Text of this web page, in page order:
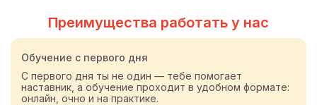
Преимущества работать у нас
Обучение с первого дня
С первого дня ты не один — тебе помогает
наставник, а обучение проходит в удобном формате:
онлайн, очно и на практике.